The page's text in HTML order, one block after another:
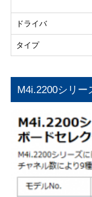
ドライバ
タイプ
M4i.2200シリー